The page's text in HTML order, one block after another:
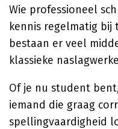
Wie professioneel
kennis regelmatig bij
bestaan er veel
klassieke
Of je nu student
iemand die graag
spellingvaardigheid